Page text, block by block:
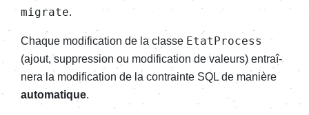
migrate.
Chaque modi­fi­ca­tion de la classe EtatProcess
(ajout, suppres­sion ou modi­fi­ca­tion de valeurs) entraî­
nera la modi­fi­ca­tion de la contrainte SQL de manière
auto­ma­tique.